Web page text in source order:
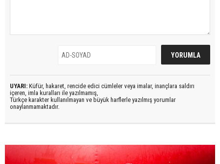
UYARI: Küfür, hakaret, rencide edici cümleler veya imalar, inançlara saldırı
içeren, imla kuralları ile yazılmamış,
Türkçe karakter kullanılmayan ve büyük harflerle yazılmış yorumlar
onaylanmamaktadır.